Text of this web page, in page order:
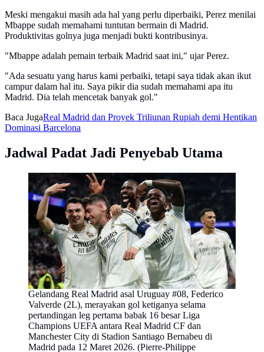
Meski mengakui masih ada hal yang perlu diperbaiki, Perez menilai
Mbappe sudah memahami tuntutan bermain di Madrid.
Produktivitas golnya juga menjadi bukti kontribusinya.
"Mbappe adalah pemain terbaik Madrid saat ini," ujar Perez.
"Ada sesuatu yang harus kami perbaiki, tetapi saya tidak akan ikut
campur dalam hal itu. Saya pikir dia sudah memahami apa itu
Madrid. Dia telah mencetak banyak gol."
Baca JugaReal Madrid dan Proyek Triliunan Rupiah demi Hentikan
Dominasi Barcelona
Jadwal Padat Jadi Penyebab Utama
Gelandang Real Madrid asal Uruguay #08, Federico
Valverde (2L), merayakan gol ketiganya selama
pertandingan leg pertama babak 16 besar Liga
Champions UEFA antara Real Madrid CF dan
Manchester City di Stadion Santiago Bernabeu di
Madrid pada 12 Maret 2026. (Pierre-Philippe